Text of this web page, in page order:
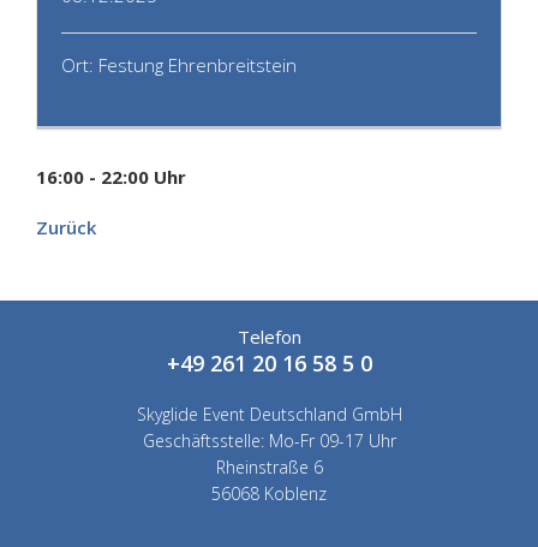
Ort: Festung Ehrenbreitstein
16:00 - 22:00 Uhr
Zurück
Telefon
+49 261 20 16 58 5 0
Skyglide Event Deutschland GmbH
Geschäftsstelle: Mo-Fr 09-17 Uhr
Rheinstraße 6
56068 Koblenz